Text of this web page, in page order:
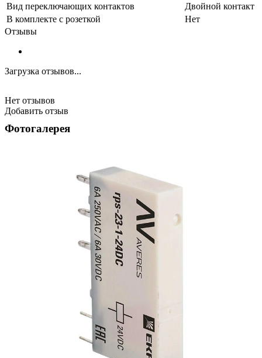
Вид переключающих контактов
Двойной контакт
В комплекте с розеткой
Нет
Отзывы
Загрузка отзывов...
Нет отзывов
Добавить отзыв
Фотогалерея